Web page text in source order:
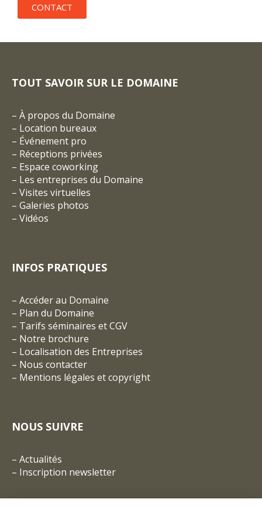
CONTACT
TOUT SAVOIR SUR LE DOMAINE
– À propos du Domaine
– Location bureaux
– Événement pro
– Réceptions privées
– Espace coworking
– Les entreprises du Domaine
– Visites virtuelles
– Galeries photos
– Vidéos
INFOS PRATIQUES
– Accéder au Domaine
– Plan du Domaine
– Tarifs séminaires et CGV
– Notre brochure
– Localisation des Entreprises
– Nous contacter
– Mentions légales et copyright
NOUS SUIVRE
– Actualités
– Inscription newsletter